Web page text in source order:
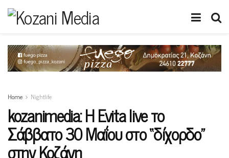
Home Nightlife
kozanimedia: Η Evita live το
Σάββατο 30 Μαΐου στο “δίχορδο”
στην Κοζάνη